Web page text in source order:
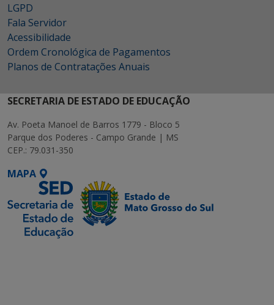
LGPD
Fala Servidor
Acessibilidade
Ordem Cronológica de Pagamentos
Planos de Contratações Anuais
SECRETARIA DE ESTADO DE EDUCAÇÃO
Av. Poeta Manoel de Barros 1779 - Bloco 5
Parque dos Poderes - Campo Grande | MS
CEP.: 79.031-350
MAPA